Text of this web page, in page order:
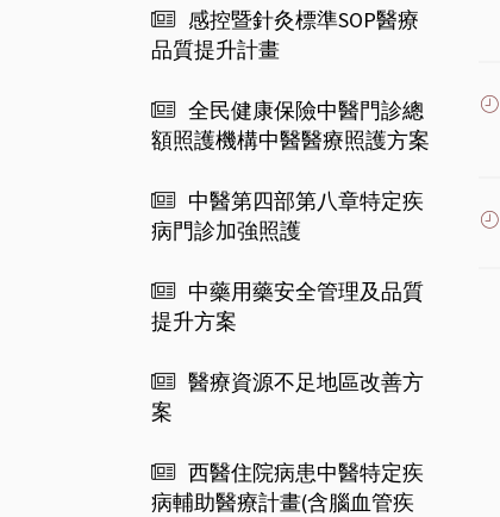
感控暨針灸標準SOP醫療
品質提升計畫
全民健康保險中醫門診總
額照護機構中醫醫療照護方案
中醫第四部第八章特定疾
病門診加強照護
中藥用藥安全管理及品質
提升方案
醫療資源不足地區改善方
案
西醫住院病患中醫特定疾
病輔助醫療計畫(含腦血管疾